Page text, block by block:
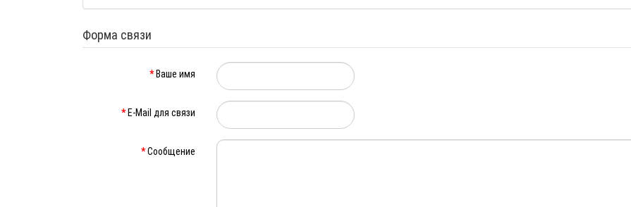
Форма связи
Ваше имя
E-Mail для связи
Сообщение